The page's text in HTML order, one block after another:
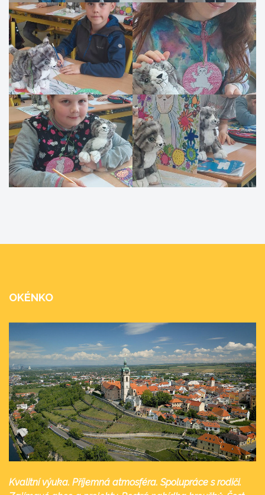
OKÉNKO
Kvalitní výuka. Příjemná atmosféra. Spolupráce s rodiči.